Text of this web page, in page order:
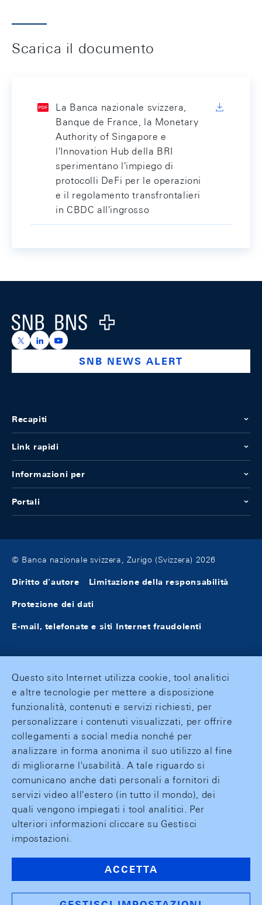
Scarica il documento
La Banca nazionale svizzera,
Banque de France, la Monetary
Authority of Singapore e
l'Innovation Hub della BRI
sperimentano l'impiego di
protocolli DeFi per le operazioni
e il regolamento transfrontalieri
in CBDC all'ingrosso
Logo
https://x.com/snb_bns
https://ch.linkedin.com/company/swiss-national-
https://www.youtube.com/@swissnationalbank
SNB NEWS ALERT
Recapiti
Link rapidi
Informazioni per
Portali
© Banca nazionale svizzera, Zurigo (Svizzera) 2026
Diritto d'autore Limitazione della responsabilità
Protezione dei dati
E-mail, telefonate e siti Internet fraudolenti
Questo sito Internet utilizza cookie, tool analitici
e altre tecnologie per mettere a disposizione
funzionalità, contenuti e servizi richiesti, per
personalizzare i contenuti visualizzati, per offrire
collegamenti a social media nonché per
analizzare in forma anonima il suo utilizzo al fine
di migliorarne l'usabilità. A tale riguardo si
comunicano anche dati personali a fornitori di
servizi video all'estero (in tutto il mondo), dei
quali vengono impiegati i tool analitici. Per
ulteriori informazioni cliccare su Gestisci
impostazioni.
ACCETTA